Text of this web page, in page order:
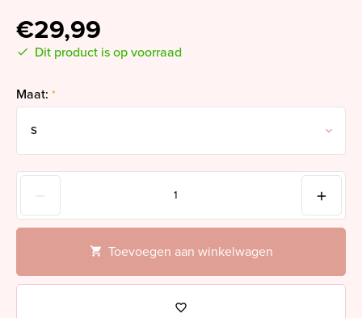
€29,99
Dit product is op voorraad
Maat: *
Toevoegen aan winkelwagen